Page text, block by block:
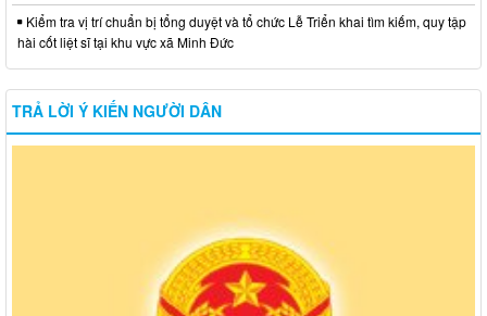
Kiểm tra vị trí chuẩn bị tổng duyệt và tổ chức Lễ Triển khai tìm kiếm, quy tập
hài cốt liệt sĩ tại khu vực xã Minh Đức
TRẢ LỜI Ý KIẾN NGƯỜI DÂN